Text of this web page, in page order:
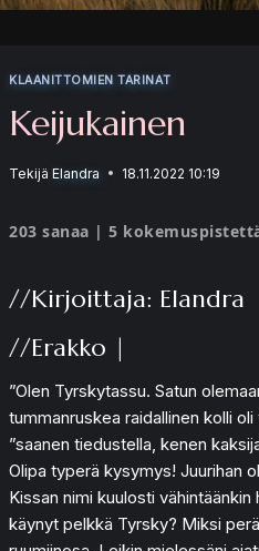
KLAANITTOMIEN TARINAT
Keijukainen
Tekijä Elandra 18.11.2022 10:19
203 sanaa | 5
//Kirjoittaja: Elandra
//Erakko |
”Olen Tyrskytassu. Satun
tummanruskea raidallinen kolli oli
”saanen tiedustella, kenen
Olipa typerä kysymys! Juurihan
Kissan nimi kuulosti
käynyt pelkkä Tyrsky? Miksi